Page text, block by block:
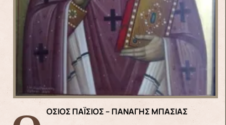
Ο ΟΣΙΟΣ ΠΑΪΣΙΟΣ – ΠΑΝΑΓΗΣ ΜΠΑΣΙΑΣ